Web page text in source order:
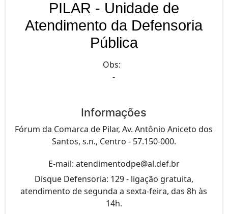
PILAR - Unidade de
Atendimento da Defensoria
Pública
Obs:
-
Informações
Fórum da Comarca de Pilar, Av. Antônio Aniceto dos
Santos, s.n., Centro - 57.150-000.
E-mail: atendimentodpe@al.def.br
Disque Defensoria: 129 - ligação gratuita,
atendimento de segunda a sexta-feira, das 8h às
14h.